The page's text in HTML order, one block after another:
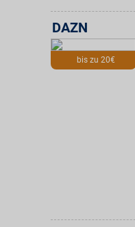
bis zu 20€
DAZN